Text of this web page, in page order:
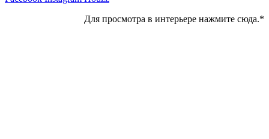
Для просмотра в интерьере нажмите сюда.*